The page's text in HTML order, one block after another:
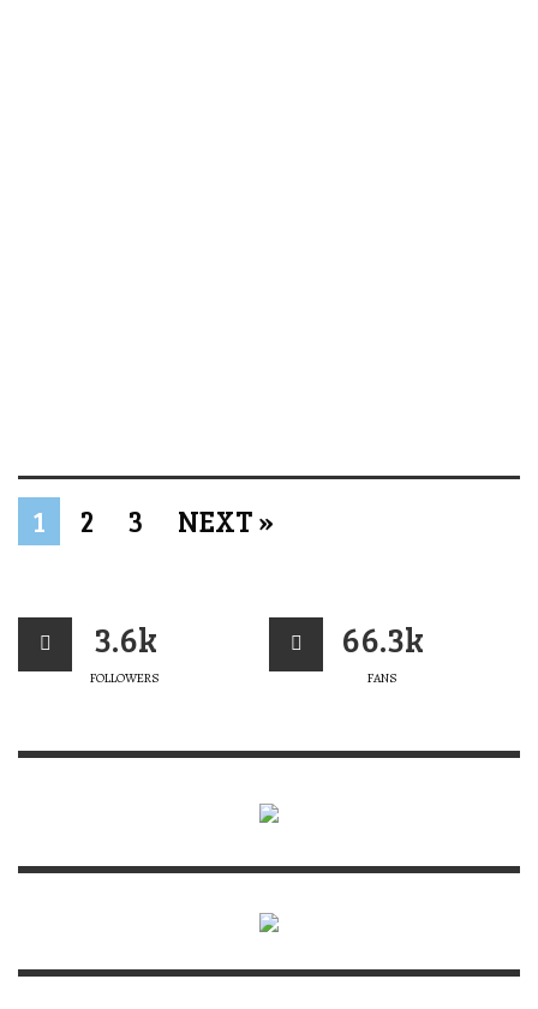
1 2 3 NEXT »
3.6k
FOLLOWERS
66.3k
FANS